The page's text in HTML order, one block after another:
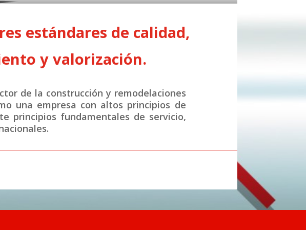
estándares de calidad,
y valorización.
de la construcción y remodelaciones
una empresa con altos principios de
principios fundamentales de servicio,